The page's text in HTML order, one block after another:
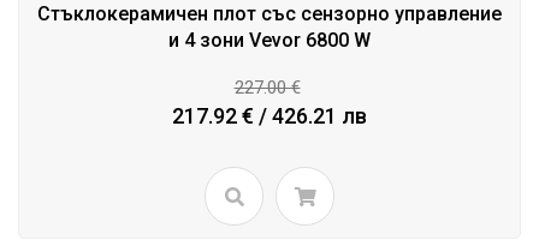
Стъклокерамичен плот със сензорно управление
и 4 зони Vevor 6800 W
227.00 €
217.92 € / 426.21 лв